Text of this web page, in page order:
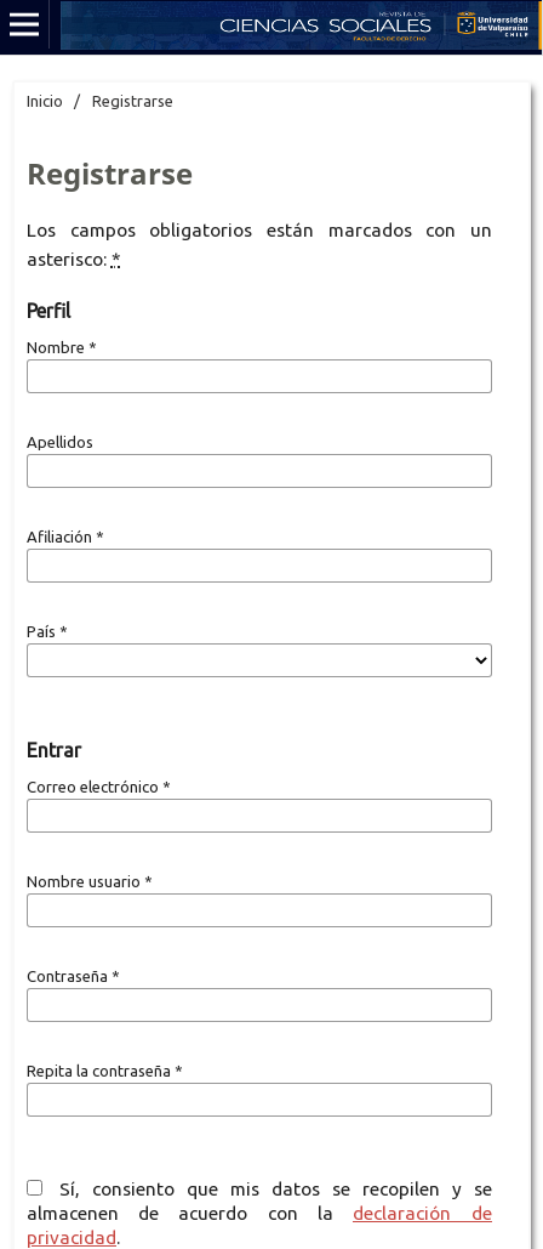
Inicio / Registrarse
Registrarse
Los campos obligatorios están marcados con un
asterisco: *
Perfil
Nombre *
Apellidos
Afiliación *
País *
Entrar
Correo electrónico *
Nombre usuario *
Contraseña *
Repita la contraseña *
almacenen de acuerdo con la declaración de
privacidad.